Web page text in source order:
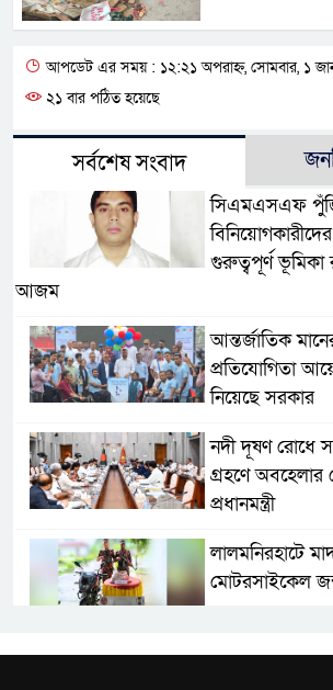
আপডেট এর সময় : ১২:২১ অপরাহ্ন, সোমবার, ১
২১ বার পঠিত হয়েছে
সর্বশেষ সংবাদ
সিএমএসএফ
বিনিয়োগকারীদের
গুরুত্বপূর্ণ ভূমিকা
আজম
আন্তর্জাতিক
প্রতিযোগিতা
নিয়েছে সরকার
নদী দূষণ রোধে
গ্রহণে
প্রধানমন্ত্রী
লালমনিরহাটে
মোটরসাইকেল
ওমানের সঙ্গে